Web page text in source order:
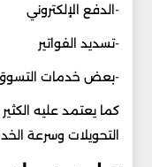
-الدفع الإلكتروني
-تسديد الفواتير
-بعض خدمات
كما يعتمد عليه
التحويلات وسرعة